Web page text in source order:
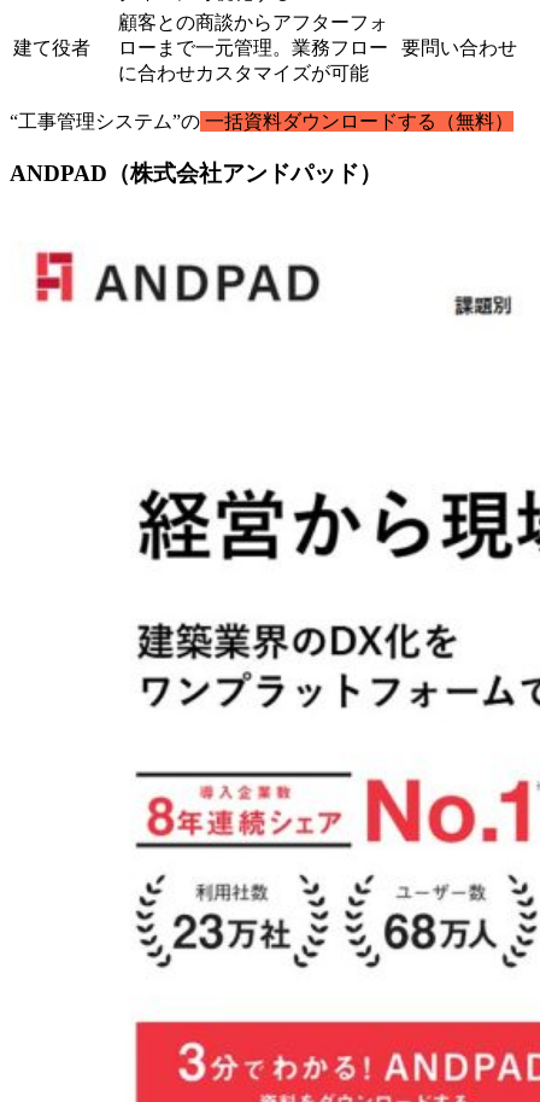
建て役者
顧客との商談からアフターフォ
ローまで一元管理。業務フロー
に合わせカスタマイズが可能
要問い合わせ
“工事管理システム”の 一括資料ダウンロードする（無料）
ANDPAD（株式会社アンドパッド）